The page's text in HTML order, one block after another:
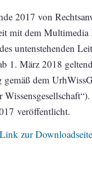
2017 von
mit dem
untenstehenden
1. März 2018
dem
veröffentlicht.
Link zur